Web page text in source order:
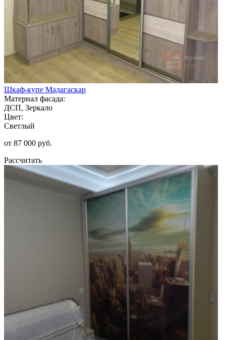
Шкаф-купе Мадагаскар
Материал фасада:
ДСП, Зеркало
Цвет:
Светлый
от 87 000 руб.
Рассчитать